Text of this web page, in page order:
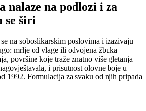
nalaze na podlozi i za
se širi
na soboslikarskim poslovima i izazivaju
mrlje od vlage ili odvojena žbuka
površine koje traže znatno više gletanja
i prisutnost olovne boje u
1992. Formulacija za svaku od njih pripada